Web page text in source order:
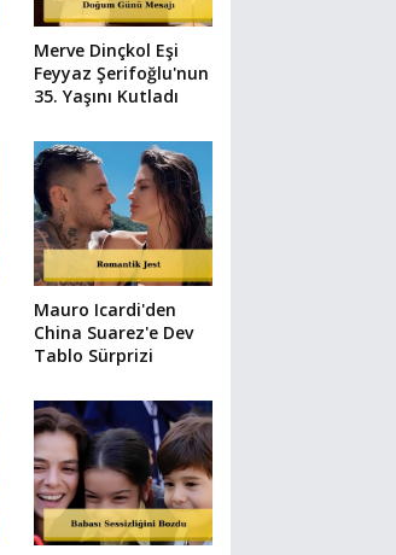
Merve Dinçkol Eşi
Feyyaz Şerifoğlu'nun
35. Yaşını Kutladı
Mauro Icardi'den
China Suarez'e Dev
Tablo Sürprizi